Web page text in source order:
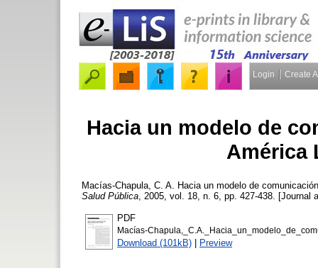
Login Create
Hacia un modelo de
América
Macías-Chapula, C. A.
Hacia un modelo de
Salud Pública , 2005, vol. 18, n. 6, pp. 427-438. [Journal
PDF
Macías-
Download (101kB) | Preview